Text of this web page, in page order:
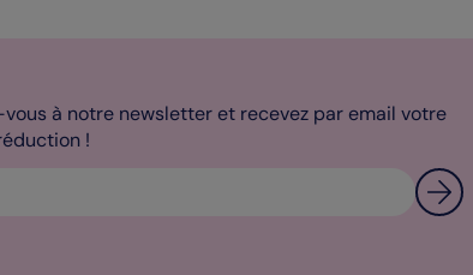
à notre newsletter et recevez par email votre
!